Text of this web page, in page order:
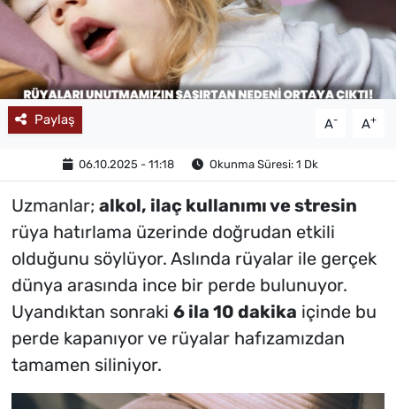
Paylaş A- A+
06.10.2025 - 11:18 Okunma Süresi: 1 Dk
Uzmanlar; alkol, ilaç kullanımı ve stresin
rüya hatırlama üzerinde doğrudan etkili
olduğunu söylüyor. Aslında rüyalar ile gerçek
dünya arasında ince bir perde bulunuyor.
Uyandıktan sonraki 6 ila 10 dakika içinde bu
perde kapanıyor ve rüyalar hafızamızdan
tamamen siliniyor.